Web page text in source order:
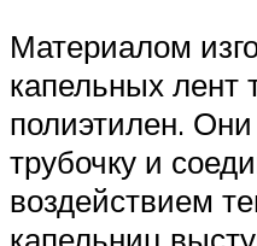
Материалом
капельных лент
полиэтилен.
трубочку и
воздействием